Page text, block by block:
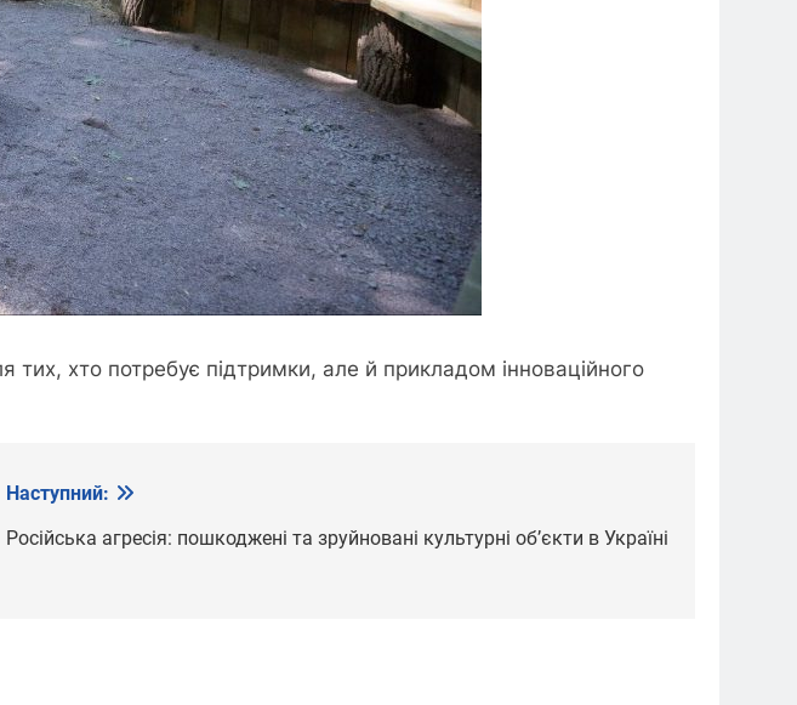
хто потребує підтримки, але й прикладом інноваційного
Наступний:
Російська агресія: пошкоджені та зруйновані культурні об’єкти в Україні